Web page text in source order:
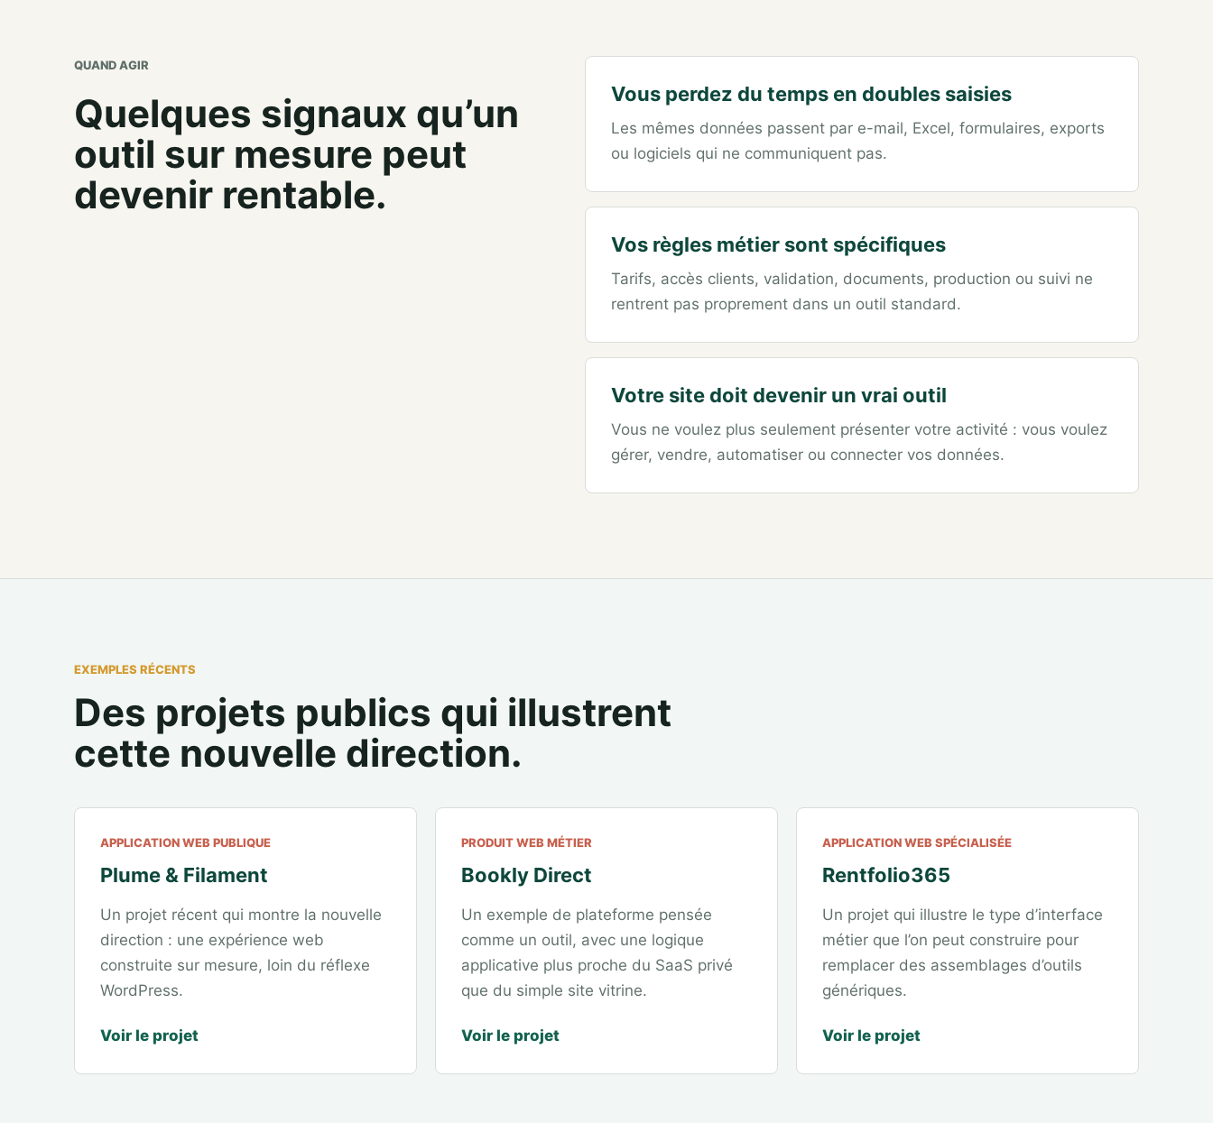
QUAND AGIR
Quelques signaux qu’un
outil sur mesure peut
devenir rentable.
Vous perdez du temps en doubles saisies
Les mêmes données passent par e-mail, Excel, formulaires, exports
ou logiciels qui ne communiquent pas.
Vos règles métier sont spécifiques
Tarifs, accès clients, validation, documents, production ou suivi ne
rentrent pas proprement dans un outil standard.
Votre site doit devenir un vrai outil
Vous ne voulez plus seulement présenter votre activité : vous voulez
gérer, vendre, automatiser ou connecter vos données.
EXEMPLES RÉCENTS
Des projets publics qui illustrent
cette nouvelle direction.
APPLICATION WEB PUBLIQUE
Plume & Filament
Un projet récent qui montre la nouvelle
direction : une expérience web
construite sur mesure, loin du réflexe
WordPress.
Voir le projet
PRODUIT WEB MÉTIER
Bookly Direct
Un exemple de plateforme pensée
comme un outil, avec une logique
applicative plus proche du SaaS privé
que du simple site vitrine.
Voir le projet
APPLICATION WEB SPÉCIALISÉE
Rentfolio365
Un projet qui illustre le type d’interface
métier que l’on peut construire pour
remplacer des assemblages d’outils
génériques.
Voir le projet